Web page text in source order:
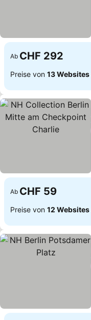
Ab CHF 292
Preise von 13 Websites
Ab CHF 59
Preise von 12 Websites